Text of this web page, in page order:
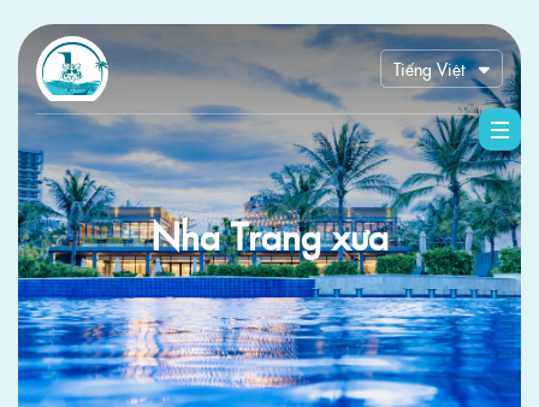
Tiếng Việt
English
한국어
中文 (中国)
Русский
Nha Trang xưa